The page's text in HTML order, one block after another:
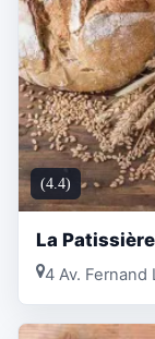
(4.4)
La
4 Av. Fernand